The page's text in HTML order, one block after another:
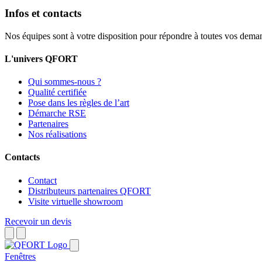
Infos et contacts
Nos équipes sont à votre disposition pour répondre à toutes vos
L'univers QFORT
Qui sommes-nous ?
Qualité certifiée
Pose dans les règles de l’art
Démarche RSE
Partenaires
Nos réalisations
Contacts
Contact
Distributeurs partenaires QFORT
Visite virtuelle showroom
Recevoir un devis
Fenêtres